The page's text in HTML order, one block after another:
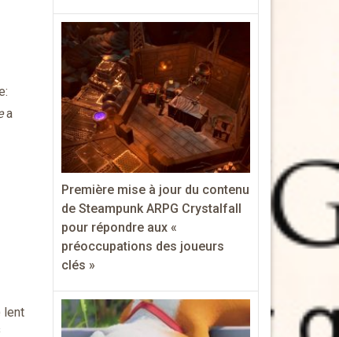
a
lent
Première mise à jour du contenu
de Steampunk ARPG Crystalfall
pour répondre aux «
préoccupations des joueurs
clés »